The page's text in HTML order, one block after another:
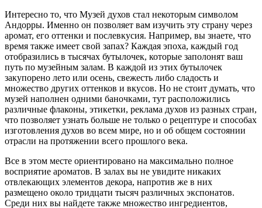
Интересно то, что Музей духов стал некоторым символом
Андорры. Именно он позволяет вам изучить эту страну через
аромат, его оттенки и послевкусия. Например, вы знаете, что
время также имеет свой запах? Каждая эпоха, каждый год
отобразились в тысячах бутылочек, которые заполонят ваш
путь по музейным залам. В каждой из этих бутылочек
закупорено лето или осень, свежесть либо сладость и
множество других оттенков и вкусов. Но не стоит думать, что
музей наполнен одними баночками, тут расположились
различные флаконы, этикетки, реклама духов из разных стран,
что позволяет узнать больше не только о рецептуре и способах
изготовления духов во всем мире, но и об общем состоянии
отрасли на протяжении всего прошлого века.
Все в этом месте ориентировано на максимально полное
восприятие ароматов. В залах вы не увидите никаких
отвлекающих элементов декора, напротив же в них
размещено около тридцати тысяч различных экспонатов.
Среди них вы найдете также множество ингредиентов,